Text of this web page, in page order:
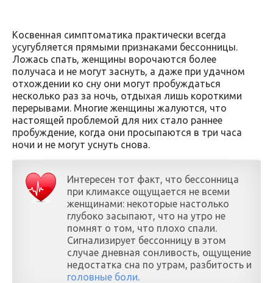
Косвенная симптоматика практически всегда
усугубляется прямыми признаками бессонницы.
Ложась спать, женщины ворочаются более
получаса и не могут заснуть, а даже при удачном
отхождении ко сну они могут пробуждаться
несколько раз за ночь, отдыхая лишь короткими
перерывами. Многие женщины жалуются, что
настоящей проблемой для них стало раннее
пробуждение, когда они просыпаются в три часа
ночи и не могут уснуть снова.
Интересен тот факт, что бессонница
при климаксе ощущается не всеми
женщинами: некоторые настолько
глубоко засыпают, что на утро не
помнят о том, что плохо спали.
Сигнализирует бессонницу в этом
случае дневная сонливость, ощущение
недостатка сна по утрам, разбитость и
головные боли.